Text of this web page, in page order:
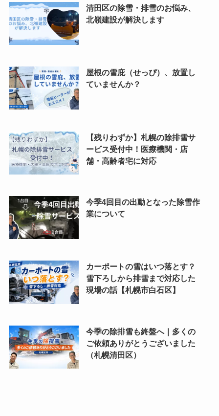
清田区の除雪・排雪のお悩み、
北嶺建設が解決します
屋根の雪庇（せっぴ）、放置し
ていませんか？
【残りわずか】札幌の除排雪サ
ービス受付中！医療機関・店
舗・高齢者宅に対応
今季4回目の出動となった除雪作
業について
カーポートの雪はいつ落とす？
雪下ろしから排雪まで対応した
現場の話【札幌市白石区】
今季の除排雪も終盤へ｜多くの
ご依頼ありがとうございました
（札幌清田区）